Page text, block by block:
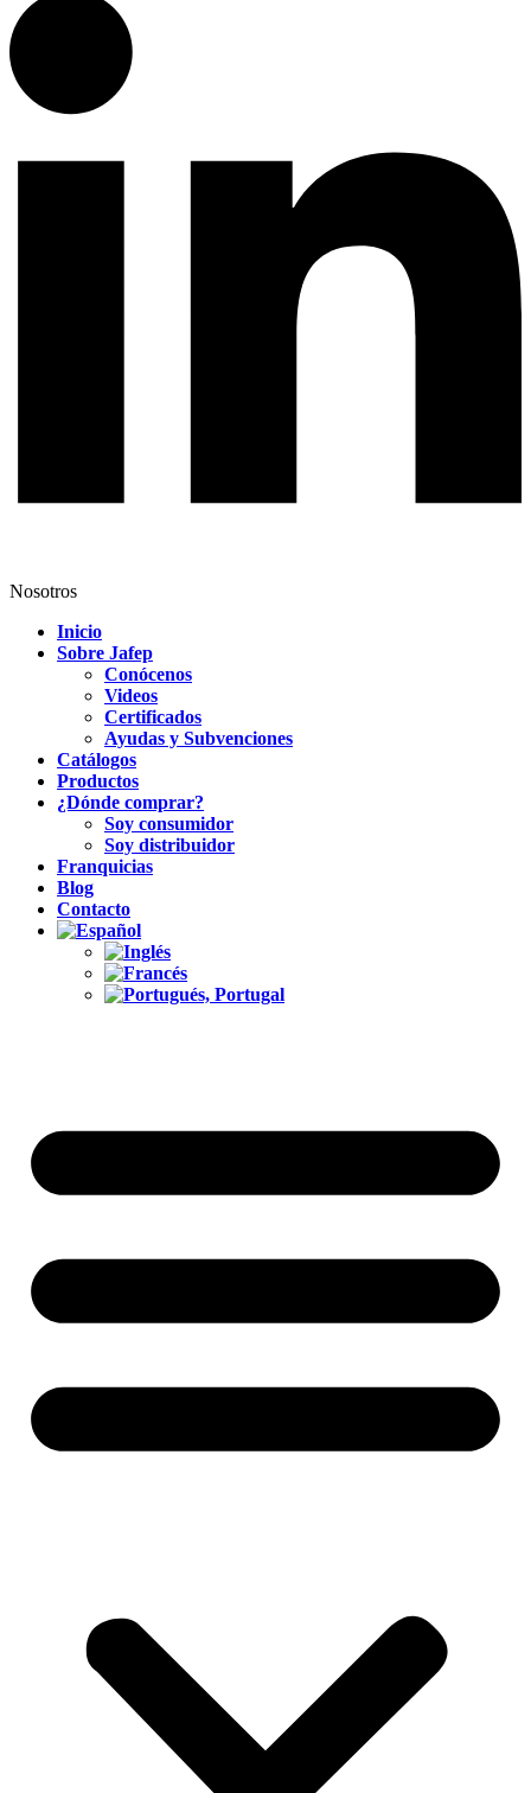
Nosotros
Inicio
Sobre Jafep
Conócenos
Videos
Certificados
Ayudas y Subvenciones
Catálogos
Productos
¿Dónde comprar?
Soy consumidor
Soy distribuidor
Franquicias
Blog
Contacto